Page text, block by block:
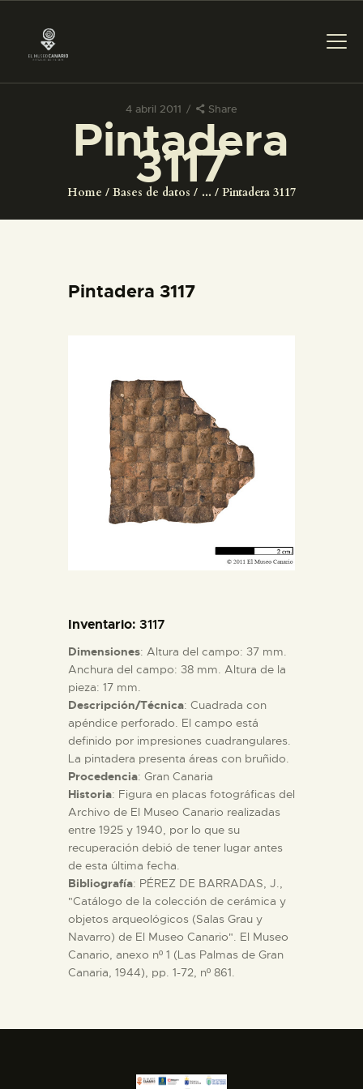
4 abril 2011 Share
Pintadera
3117
Home Bases de datos ... Pintadera 3117
PREPARAR LA VISITA
ACTIVIDADES
EL MUSEO
DIDÁCTICA
ESPAÑOL
PREPARAR LA VISITA
ACTIVIDADES
EL MUSEO
COLECCIONES
DIDÁCTICA
ESPAÑOL
Pintadera 3117
Inventario: 3117
Dimensiones: Altura del campo: 37 mm.
Anchura del campo: 38 mm. Altura de la
pieza: 17 mm.
Descripción/Técnica: Cuadrada con
apéndice perforado. El campo está
definido por impresiones cuadrangulares.
La pintadera presenta áreas con bruñido.
Procedencia: Gran Canaria
Historia: Figura en placas fotográficas del
Archivo de El Museo Canario realizadas
entre 1925 y 1940, por lo que su
recuperación debió de tener lugar antes
de esta última fecha.
Bibliografía: PÉREZ DE BARRADAS, J.,
"Catálogo de la colección de cerámica y
objetos arqueológicos (Salas Grau y
Navarro) de El Museo Canario". El Museo
Canario, anexo nº 1 (Las Palmas de Gran
Canaria, 1944), pp. 1-72, nº 861.